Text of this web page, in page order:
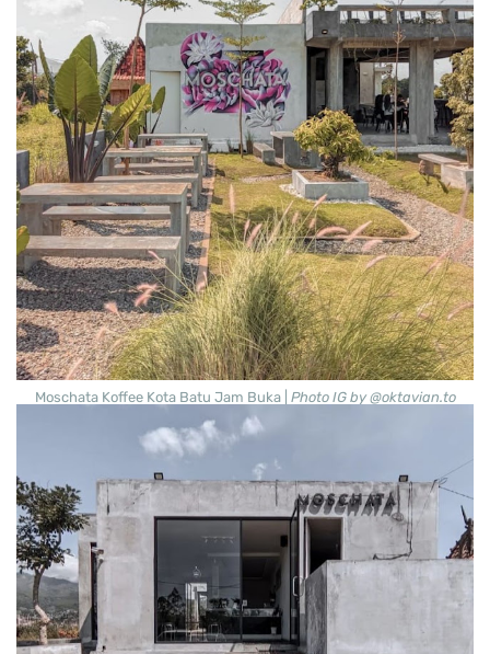
Moschata Koffee Kota Batu Jam Buka | Photo IG by @oktavian.to